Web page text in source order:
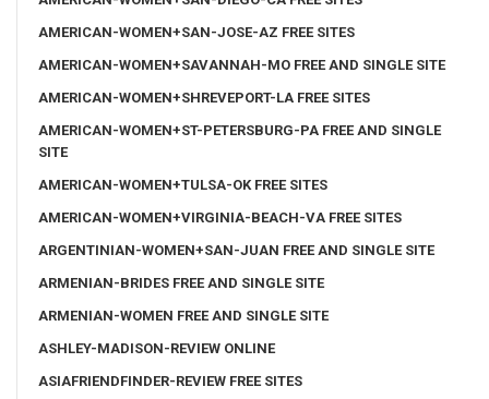
AMERICAN-WOMEN+SAN-JOSE-AZ FREE SITES
AMERICAN-WOMEN+SAVANNAH-MO FREE AND SINGLE SITE
AMERICAN-WOMEN+SHREVEPORT-LA FREE SITES
AMERICAN-WOMEN+ST-PETERSBURG-PA FREE AND SINGLE
SITE
AMERICAN-WOMEN+TULSA-OK FREE SITES
AMERICAN-WOMEN+VIRGINIA-BEACH-VA FREE SITES
ARGENTINIAN-WOMEN+SAN-JUAN FREE AND SINGLE SITE
ARMENIAN-BRIDES FREE AND SINGLE SITE
ARMENIAN-WOMEN FREE AND SINGLE SITE
ASHLEY-MADISON-REVIEW ONLINE
ASIAFRIENDFINDER-REVIEW FREE SITES